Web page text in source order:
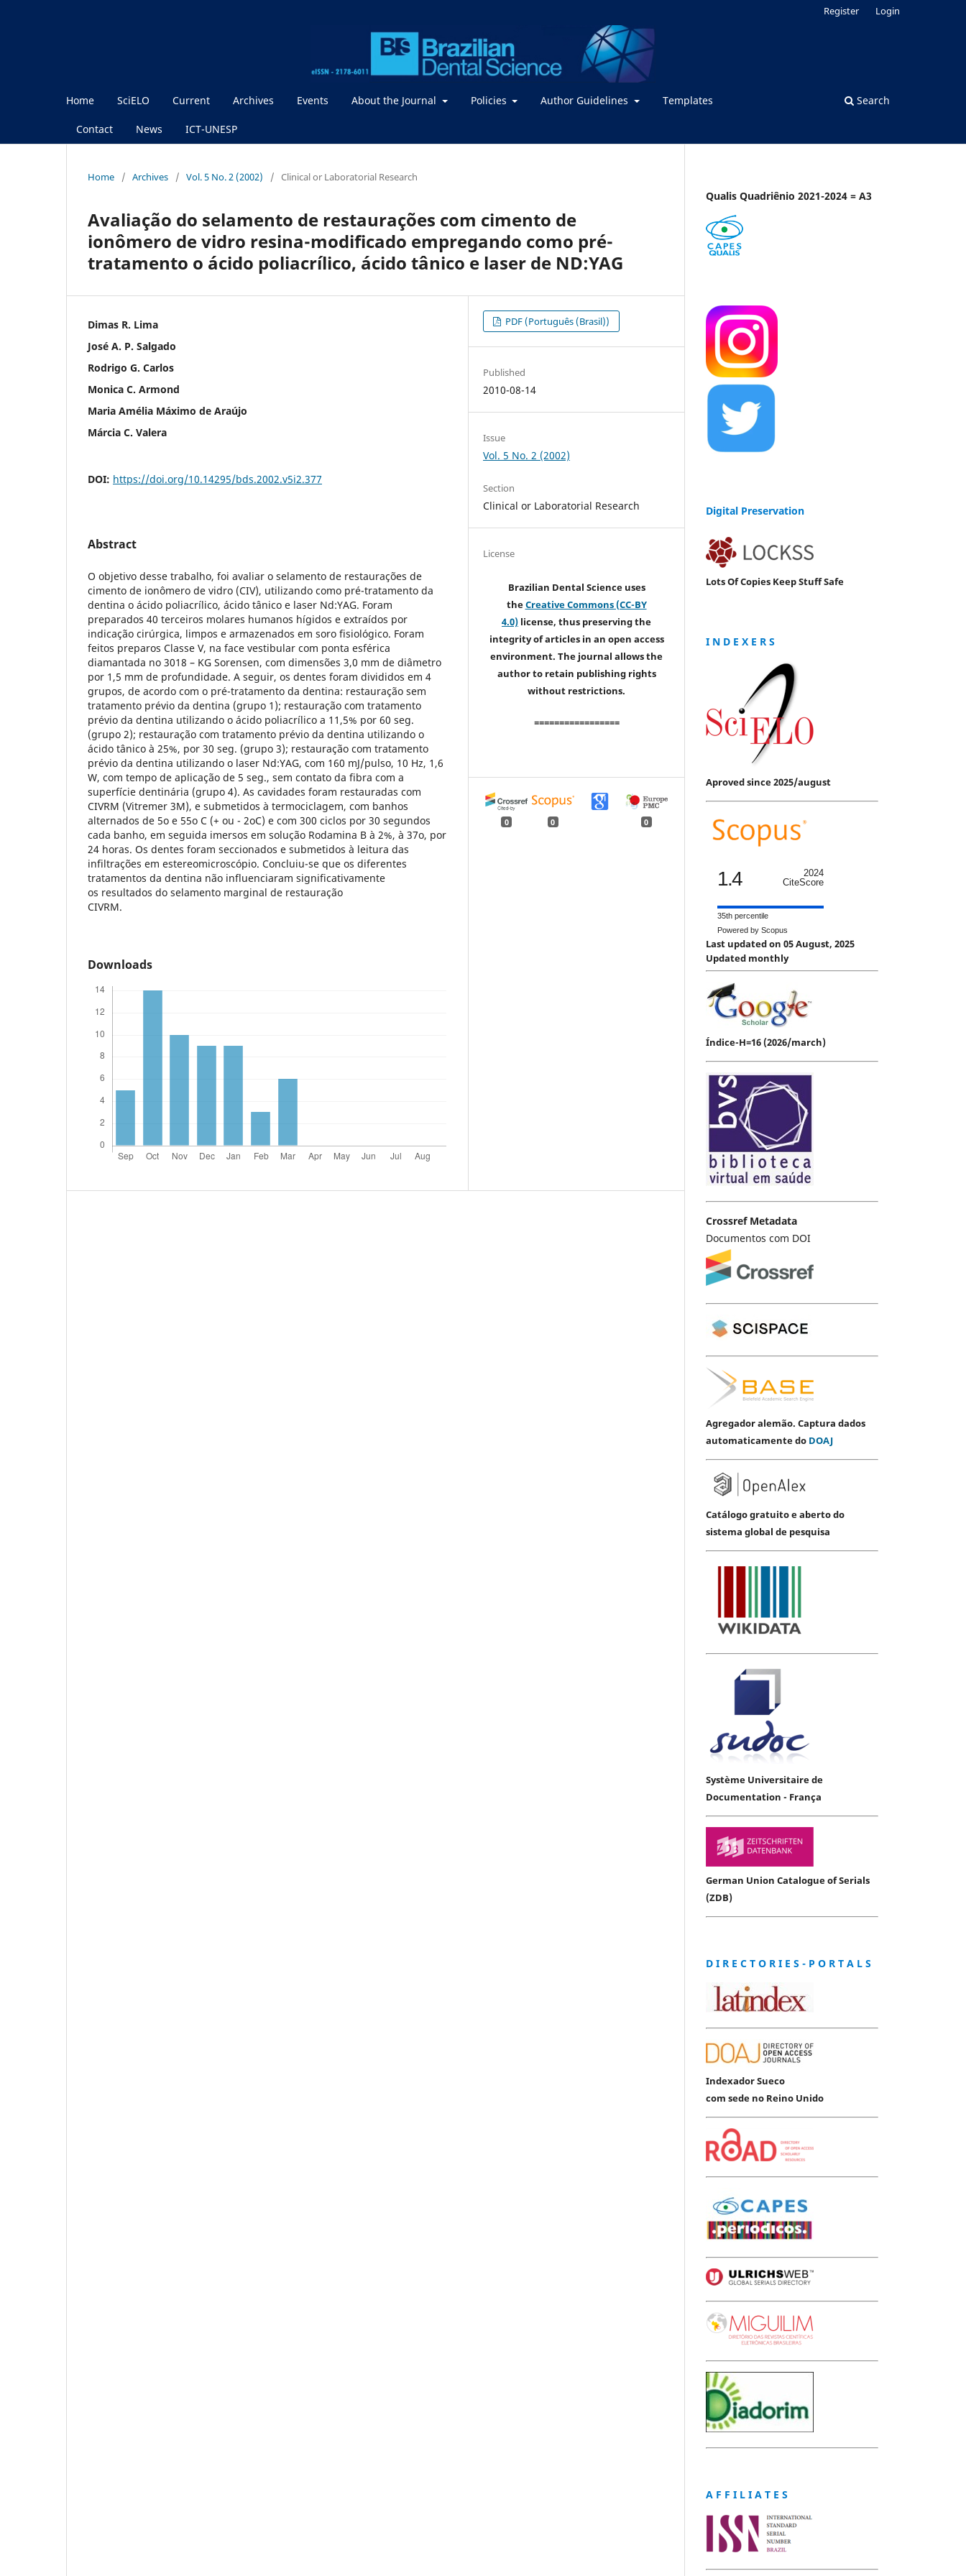
Home SciELO Current Archives Events About the Journal Policies Author Guidelines Templates
Contact News ICT-UNESP
Search
Register Login
Home / Archives / Vol. 5 No. 2 (2002) / Clinical or Laboratorial Research
Avaliação do selamento de restaurações com cimento de
ionômero de vidro resina-modificado empregando como pré-
tratamento o ácido poliacrílico, ácido tânico e laser de ND:YAG
Dimas R. Lima
José A. P. Salgado
Rodrigo G. Carlos
Monica C. Armond
Maria Amélia Máximo de Araújo
Márcia C. Valera
DOI: https://doi.org/10.14295/bds.2002.v5i2.377
Abstract
O objetivo desse trabalho, foi avaliar o selamento de restaurações de
cimento de ionômero de vidro (CIV), utilizando como pré-tratamento da
dentina o ácido poliacrílico, ácido tânico e laser Nd:YAG. Foram
preparados 40 terceiros molares humanos hígidos e extraídos por
indicação cirúrgica, limpos e armazenados em soro fisiológico. Foram
feitos preparos Classe V, na face vestibular com ponta esférica
diamantada no 3018 – KG Sorensen, com dimensões 3,0 mm de diâmetro
por 1,5 mm de profundidade. A seguir, os dentes foram divididos em 4
grupos, de acordo com o pré-tratamento da dentina: restauração sem
tratamento prévio da dentina (grupo 1); restauração com tratamento
prévio da dentina utilizando o ácido poliacrílico a 11,5% por 60 seg.
(grupo 2); restauração com tratamento prévio da dentina utilizando o
ácido tânico à 25%, por 30 seg. (grupo 3); restauração com tratamento
prévio da dentina utilizando o laser Nd:YAG, com 160 mJ/pulso, 10 Hz, 1,6
W, com tempo de aplicação de 5 seg., sem contato da fibra com a
superfície dentinária (grupo 4). As cavidades foram restauradas com
CIVRM (Vitremer 3M), e submetidos à termociclagem, com banhos
alternados de 5o e 55o C (+ ou - 2oC) e com 300 ciclos por 30 segundos
cada banho, em seguida imersos em solução Rodamina B à 2%, à 37o, por
24 horas. Os dentes foram seccionados e submetidos à leitura das
infiltrações em estereomicroscópio. Concluiu-se que os diferentes
tratamentos da dentina não influenciaram significativamente
os resultados do selamento marginal de restauração
CIVRM.
Downloads
PDF (Português (Brasil))
Published
2010-08-14
Issue
Vol. 5 No. 2 (2002)
Section
Clinical or Laboratorial Research
License
Brazilian Dental Science uses
theCreative Commons (CC-BY
4.0) license, thus preserving the
integrity of articles in an open access
environment. The journal allows the
author to retain publishing rights
without restrictions.
=================
0 0 0
Qualis Quadriênio 2021-2024 = A3
Digital Preservation
Lots Of Copies Keep Stuff Safe
I N D E X E R S
Aproved since 2025/august
1.4
2024
CiteScore
35th percentile
Powered by Scopus
Last updated on 05 August, 2025
Updated monthly
Índice-H=16 (2026/march)
Crossref Metadata
Documentos com DOI
Agregador alemão. Captura dados
automaticamente do DOAJ
Catálogo gratuito e aberto do
sistema global de pesquisa
Système Universitaire de
Documentation - França
German Union Catalogue of Serials
(ZDB)
D I R E C T O R I E S - P O R T A L S
Indexador Sueco
com sede no Reino Unido
A F F I L I A T E S